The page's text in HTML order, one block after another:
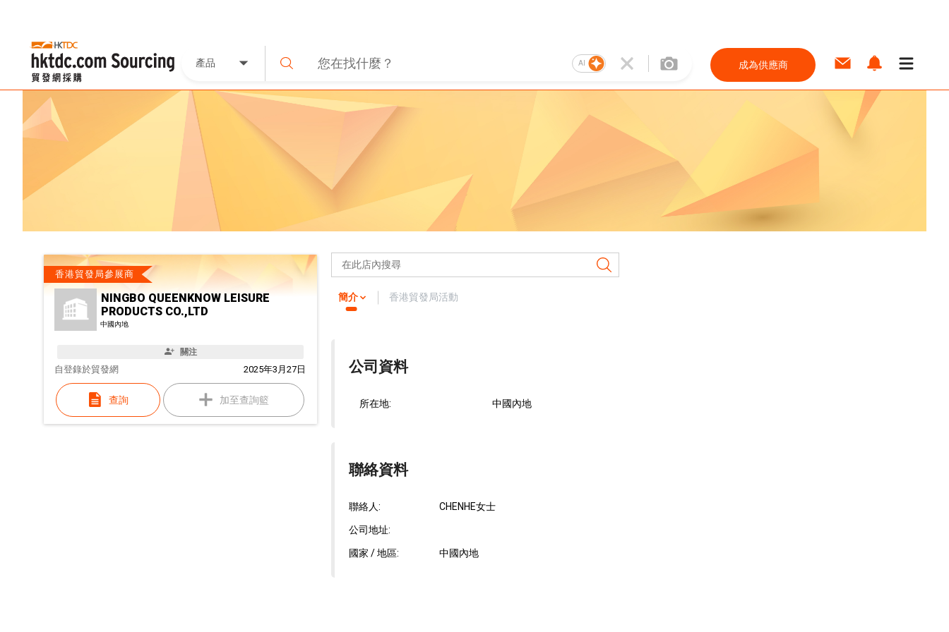
產品 AI 成為供應商
香港貿發局參展商
NINGBO QUEENKNOW LEISURE
PRODUCTS CO.,LTD
中國內地
關注
自 2025年3月27日
登錄於貿發網
查詢 加至查詢籃
簡介 香港貿發局活動
公司資料
所在地: 中國內地
聯絡資料
聯絡人: CHENHE女士
公司地址:
國家 / 地區: 中國內地